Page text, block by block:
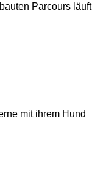
Parcours läuft
mit ihrem Hund